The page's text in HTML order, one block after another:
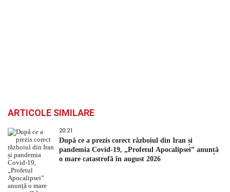
ARTICOLE SIMILARE
20:21
După ce a prezis corect războiul din Iran și
pandemia Covid-19, „Profetul Apocalipsei” anunță
o mare catastrofă în august 2026